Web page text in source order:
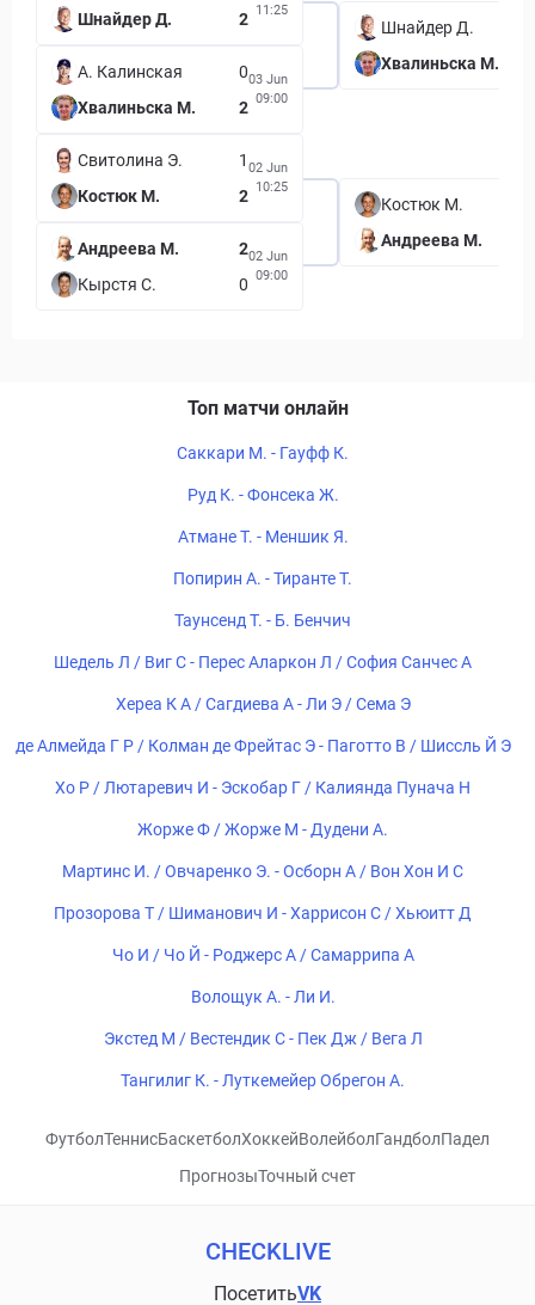
Шнайдер Д.
2 11:25
А. Калинская
0
Хвалиньска М.
2
03 Jun
09:00
Свитолина Э.
1
Костюк М.
2
02 Jun
10:25
Андреева М.
2
Кырстя С.
0
02 Jun
09:00
Шнайдер Д.
Хвалиньска М.
Костюк М.
Андреева М.
Топ матчи онлайн
Саккари М. - Гауфф К.
Руд К. - Фонсека Ж.
Атмане Т. - Меншик Я.
Попирин А. - Тиранте Т.
Таунсенд Т. - Б. Бенчич
Шедель Л / Виг С - Перес Аларкон Л / София Санчес А
Хереа К А / Сагдиева А - Ли Э / Сема Э
де Алмейда Г Р / Колман де Фрейтас Э - Паготто В / Шиссль Й Э
Хо Р / Лютаревич И - Эскобар Г / Калиянда Пунача Н
Жорже Ф / Жорже М - Дудени А.
Мартинс И. / Овчаренко Э. - Осборн А / Вон Хон И С
Прозорова Т / Шиманович И - Харрисон С / Хьюитт Д
Чо И / Чо Й - Роджерс А / Самаррипа А
Волощук А. - Ли И.
Экстед М / Вестендик С - Пек Дж / Вега Л
Тангилиг К. - Луткемейер Обрегон А.
ФутболТеннисБаскетболХоккейВолейболГандболПадел
ПрогнозыТочный счет
CHECKLIVE
ПосетитьVK